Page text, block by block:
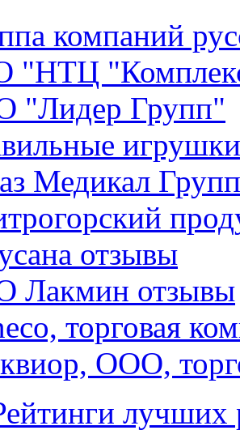
компаний
"НТЦ
"Лидер Групп"
игрушки
Медикал Групп
отзывы
Лакмин отзывы
торговая
ООО,
лучших